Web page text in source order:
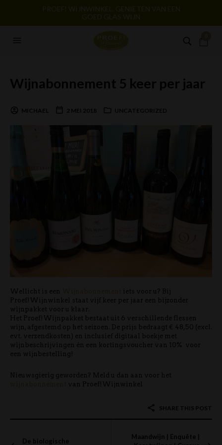
PROEF! WIJNWINKEL. GENIETEN VAN EEN
GOED GLAS WIJN
Wijnabonnement 5 keer per jaar
MICHAEL 2 MEI 2018 UNCATEGORIZED
Wellicht is een
iets voor u? Bij
Proef!Wijnwinkel staat vijf keer per jaar een bijzonder
wijnpakket voor u klaar.
Het Proef!Wijnpakket bestaat uit 6 verschillende flessen
wijn, afgestemd op het seizoen. De prijs bedraagt € 48,50 (excl.
evt. verzendkosten) en inclusief digitaal boekje met
wijnbeschrijvingen én een kortingsvoucher van 10% voor
een wijnbestelling!
Nieuwsgierig geworden? Meld u dan aan voor het
van Proef!Wijnwinkel
SHARE THIS POST
De biologische
Maandwijn | Enquête |